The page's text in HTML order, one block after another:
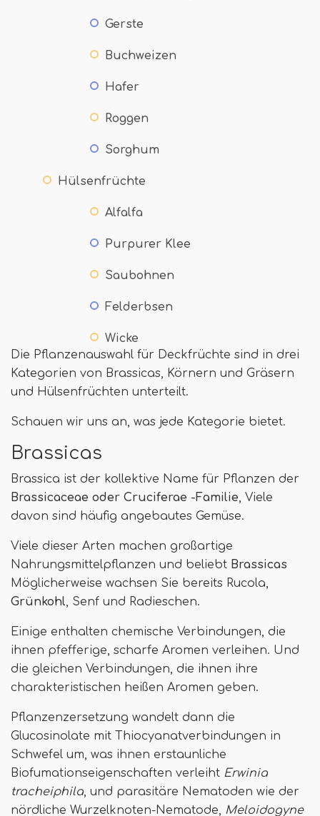
Gerste
Buchweizen
Hafer
Roggen
Sorghum
Hülsenfrüchte
Alfalfa
Purpurer Klee
Saubohnen
Felderbsen
Wicke
Die Pflanzenauswahl für Deckfrüchte sind in drei
Kategorien von Brassicas, Körnern und Gräsern
und Hülsenfrüchten unterteilt.
Schauen wir uns an, was jede Kategorie bietet.
Brassicas
Brassica ist der kollektive Name für Pflanzen der
Brassicaceae oder Cruciferae -Familie, Viele
davon sind häufig angebautes Gemüse.
Viele dieser Arten machen großartige
Nahrungsmittelpflanzen und beliebt Brassicas
Möglicherweise wachsen Sie bereits Rucola,
Grünkohl, Senf und Radieschen.
Einige enthalten chemische Verbindungen, die
ihnen pfefferige, scharfe Aromen verleihen. Und
die gleichen Verbindungen, die ihnen ihre
charakteristischen heißen Aromen geben.
Pflanzenzersetzung wandelt dann die
Glucosinolate mit Thiocyanatverbindungen in
Schwefel um, was ihnen erstaunliche
Biofumationseigenschaften verleiht Erwinia
tracheiphila, und parasitäre Nematoden wie der
nördliche Wurzelknoten-Nematode, Meloidogyne